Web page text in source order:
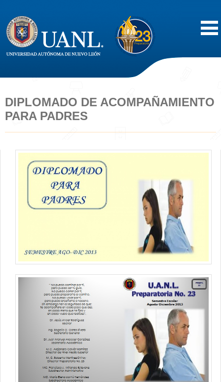
Acerca de
Vida Estudiantil
Servicios
Difusión
DIPLOMADO DE ACOMPAÑAMIENTO
PARA PADRES